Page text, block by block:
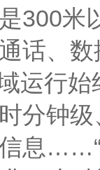
300米
话、
运行
分钟
息